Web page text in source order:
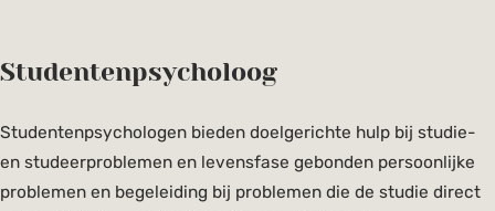
Studentenpsycholoog
Studentenpsychologen bieden doelgerichte hulp bij studie-
en studeerproblemen en levensfase gebonden persoonlijke
problemen en begeleiding bij problemen die de studie direct